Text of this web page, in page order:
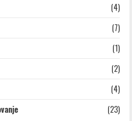
(4)
(7)
(1)
(2)
(4)
(23)